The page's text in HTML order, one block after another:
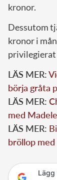
kronor.
Dessutom
kronor i
privilegierat
LÄS MER:
börja gråta
LÄS MER:
med
LÄS MER:
bröllop
Lägg